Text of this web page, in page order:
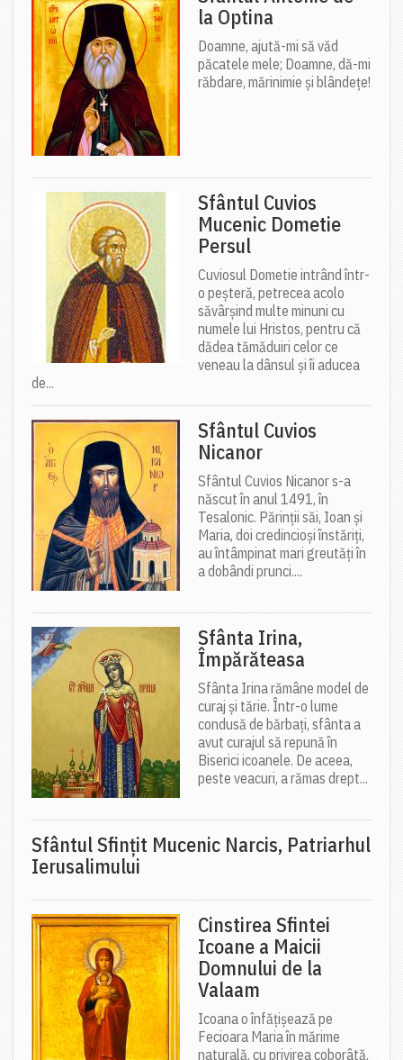
la Optina
Doamne, ajută-mi să văd
păcatele mele; Doamne, dă-mi
răbdare, mărinimie şi blândeţe!
Sfântul Cuvios
Mucenic Dometie
Persul
Cuviosul Dometie intrând într-
o peșteră, petrecea acolo
săvârșind multe minuni cu
numele lui Hristos, pentru că
dădea tămăduiri celor ce
veneau la dânsul și îi aducea
de...
Sfântul Cuvios
Nicanor
Sfântul Cuvios Nicanor s-a
născut în anul 1491, în
Tesalonic. Părinții săi, Ioan și
Maria, doi credincioși înstăriți,
au întâmpinat mari greutăți în
a dobândi prunci....
Sfânta Irina,
Împărăteasa
Sfânta Irina rămâne model de
curaj și tărie. Într-o lume
condusă de bărbați, sfânta a
avut curajul să repună în
Biserici icoanele. De aceea,
peste veacuri, a rămas drept...
Sfântul Sfinţit Mucenic Narcis, Patriarhul
Ierusalimului
Cinstirea Sfintei
Icoane a Maicii
Domnului de la
Valaam
Icoana o înfățișează pe
Fecioara Maria în mărime
naturală, cu privirea coborâtă,